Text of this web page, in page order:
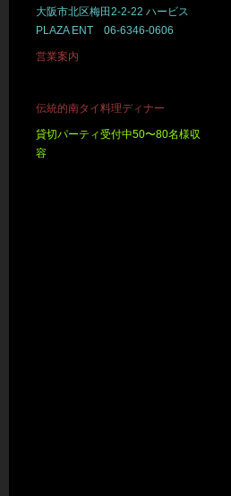
大阪市北区梅田2-2-22 ハービス
PLAZA ENT 06-6346-0606
営業案内
伝統的南タイ料理ディナー
貸切パーティ受付中50〜80名様収
容